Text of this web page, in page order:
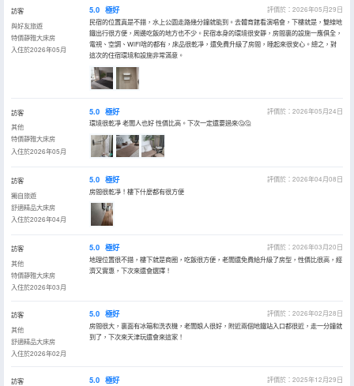
訪客
與好友旅遊
特價靜雅大床房
入住於2026年05月
5.0 極好
評價於：2026年05月29日
民宿的位置真是不錯，水上公園走路幾分鐘就能到。去體育館看演唱會，下樓就是，雙線地
鐵出行很方便，周邊吃飯的地方也不少。民宿本身的環境很安靜，房間裏的設施一應俱全，
電視、空調、WiFi啥的都有，床品很乾凈，還免費升級了房間，睡起來很安心。總之，對
這次的住宿環境和設施非常滿意。
訪客
其他
特價靜雅大床房
入住於2026年05月
5.0 極好
評價於：2026年05月24日
環境很乾凈 老闆人也好 性價比高。下次一定還要過來🤔🤔
訪客
獨自旅遊
舒適精品大床房
入住於2026年04月
5.0 極好
評價於：2026年04月08日
房間很乾凈！樓下什麼都有很方便
訪客
其他
特價靜雅大床房
入住於2026年03月
5.0 極好
評價於：2026年03月20日
地理位置很不錯，樓下就是商圈，吃飯很方便，老闆還免費給升級了房型，性價比很高，經
濟又實惠，下次來還會選擇！
訪客
其他
舒適精品大床房
入住於2026年02月
5.0 極好
評價於：2026年02月28日
房間很大，裏面有冰箱和洗衣機，老闆娘人很好，附近兩個地鐵站入口都很近，走一分鐘就
到了，下次來天津玩還會來這家！
訪客
5.0 極好
評價於：2025年12月29日